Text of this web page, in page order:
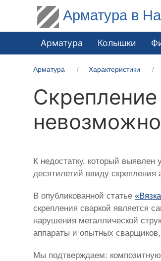
Арматура в
Арматура Колышки
Арматура Характеристики
невозможно
К недостатку, который выявлен
десятилетий ввиду
В опубликованной статье
скрепления сваркой является
нарушения металлической
аппараты и опытных
Мы подтверждаем: